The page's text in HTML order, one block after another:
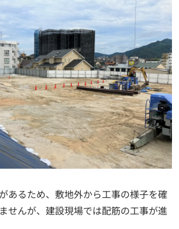
あるため、敷地外から工事の様子を確
せんが、建設現場では配筋の工事が進